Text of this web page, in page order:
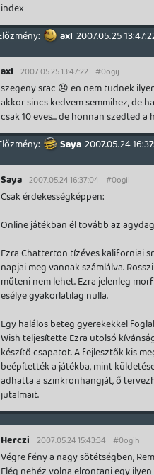
index
axl 2007.05.25
axl 2007.05.25 13:47:22 #0ogij
szegeny srac 😞 en nem tudnek
akkor sincs kedvem semmihez, de
csak 10 eves... de honnan szedted a
Saya 2007.05.24
Saya 2007.05.24 16:37:04 #0ogii
Csak érdekességképpen:
Online játékban él tovább az
Ezra Chatterton tízéves kaliforniai
napjai meg vannak számlálva.
műteni nem lehet. Ezra jelenleg
esélye gyakorlatilag nulla.
Egy halálos beteg gyerekekkel
Wish teljesítette Ezra utolsó
készítő csapatot. A fejlesztők kis
beépítették a játékba, mint
adhatta a szinkronhangját, ő
jutalmait.
Herczi 2007.05.24 15:43:34 #0ogih
Végre fény a nagy sötétségben,
Elég nehéz volna elrontani egy